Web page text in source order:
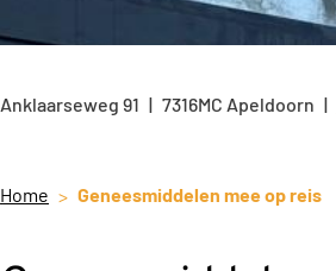
Anklaarseweg 91 7316MC Apeldoorn
Home Geneesmiddelen mee op reis